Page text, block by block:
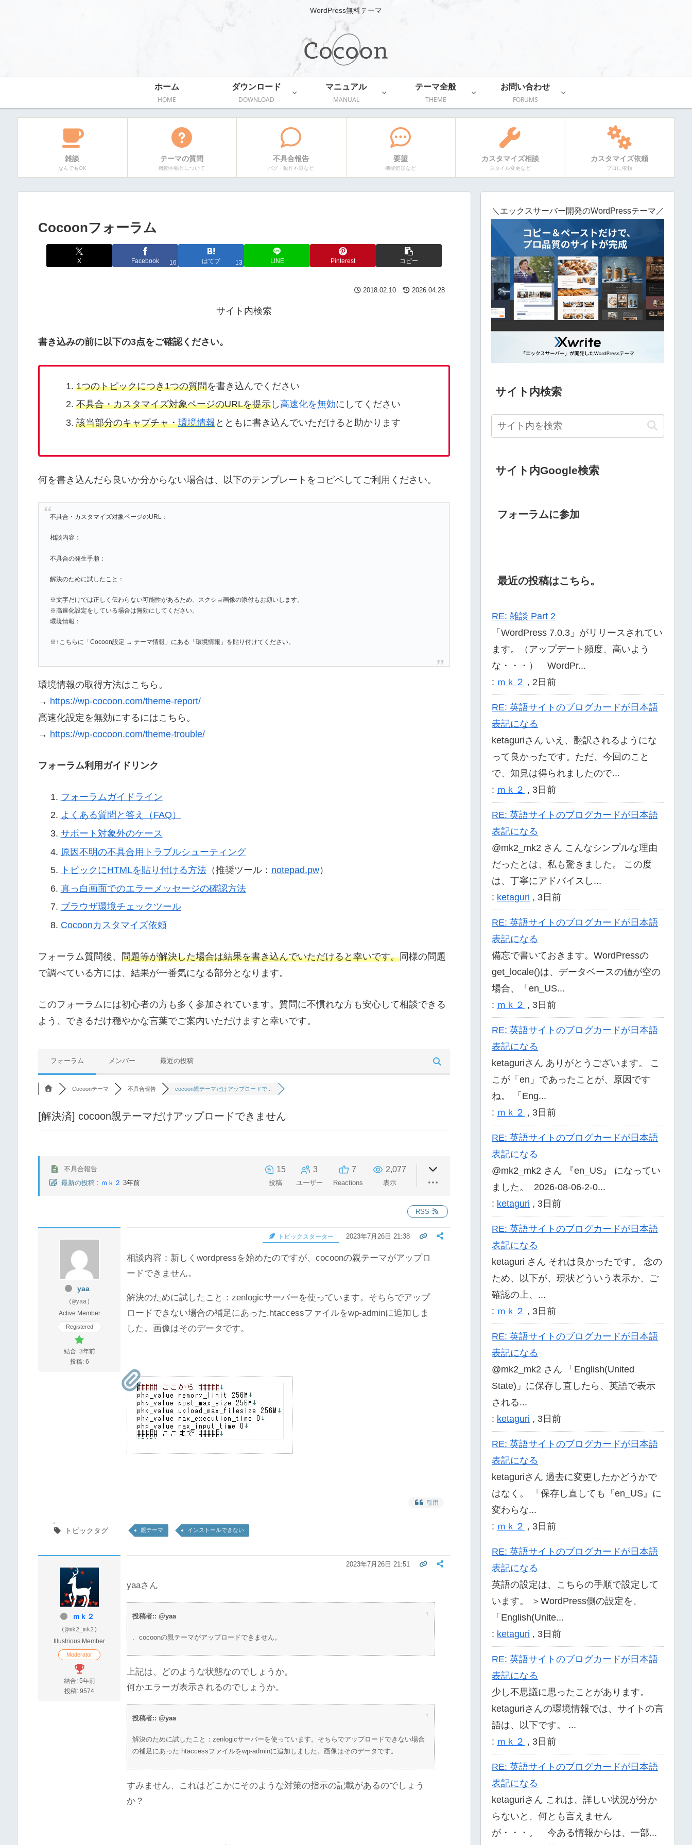
WordPress無料テーマ
ホーム
HOME
ダウンロード
DOWNLOAD
マニュアル
MANUAL
テーマ全般
THEME
お問い合わせ
FORUMS
雑談
なんでもOK
テーマの質問
機能や動作について
不具合報告
バグ・動作不良など
要望
機能追加など
カスタマイズ相談
スタイル変更など
カスタマイズ依頼
プロに依頼
Cocoonフォーラム
X Facebook 16 はてブ 13 LINE Pinterest コピー
2018.02.10 2026.04.28
サイト内検索
書き込みの前に以下の3点をご確認ください。
1つのトピックにつき1つの質問を書き込んでください
不具合・カスタマイズ対象ページのURLを提示し 高速化を無効にしてください
該当部分のキャプチャ・環境情報とともに書き込んでいただけると助かります
何を書き込んだら良いか分からない場合は、以下のテンプレートをコピペしてご利用ください。
不具合・カスタマイズ対象ページのURL：
相談内容：
不具合の発生手順：
解決のために試したこと：
※文字だけでは正しく伝わらない可能性があるため、スクショ画像の添付もお願いします。
※高速化設定をしている場合は無効にしてください。
環境情報：
※↑こちらに「Cocoon設定 → テーマ情報」にある「環境情報」を貼り付けてください。
環境情報の取得方法はこちら。
→ https://wp-cocoon.com/theme-report/
高速化設定を無効にするにはこちら。
→ https://wp-cocoon.com/theme-trouble/
フォーラム利用ガイドリンク
フォーラムガイドライン
よくある質問と答え（FAQ）
サポート対象外のケース
原因不明の不具合用トラブルシューティング
トピックにHTMLを貼り付ける方法（推奨ツール： notepad.pw）
真っ白画面でのエラーメッセージの確認方法
ブラウザ環境チェックツール
Cocoonカスタマイズ依頼
フォーラム質問後、 問題等が解決した場合は結果を書き込んでいただけると幸いです。同様の問題
で調べている方には、結果が一番気になる部分となります。
このフォーラムには初心者の方も多く参加されています。質問に不慣れな方も安心して相談できる
よう、できるだけ穏やかな言葉でご案内いただけますと幸いです。
フォーラム メンバー 最近の投稿
Cocoonテーマ 不具合報告 cocoon親テーマだけアップロードで...
[解決済] cocoon親テーマだけアップロードできません
不具合報告
最新の投稿 : ｍｋ２ 3年前
15
投稿
3
ユーザー
7
Reactions
2,077
表示
RSS
yaa
(@yaa)
Active Member
Registered
結合: 3年前
投稿: 6
トピックスターター 2023年7月26日 21:38
相談内容：新しくwordpressを始めたのですが、cocoonの親テーマがアップロ
ードできません。
解決のために試したこと：zenlogicサーバーを使っています。そちらでアップ
ロードできない場合の補足にあった.htaccessファイルをwp-adminに追加しま
した。画像はそのデータです。
引用
トピックタグ 親テーマ インストールできない
ｍｋ２
(@mk2_mk2)
Illustrious Member
Moderator
結合: 5年前
投稿: 9574
2023年7月26日 21:51
yaaさん
投稿者:: @yaa ↑
、cocoonの親テーマがアップロードできません。
上記は、どのような状態なのでしょうか。
何かエラーガ表示されるのでしょうか。
投稿者:: @yaa ↑
解決のために試したこと：zenlogicサーバーを使っています。そちらでアップロードできない場合
の補足にあった.htaccessファイルをwp-adminに追加しました。画像はそのデータです。
すみません、これはどこかにそのような対策の指示の記載があるのでしょう
か？
＼エックスサーバー開発のWordPressテーマ／
サイト内検索
サイト内Google検索
フォーラムに参加
最近の投稿はこちら。
RE: 雑談 Part 2
「WordPress 7.0.3」がリリースされてい
ます。（アップデート頻度、高いよう
な・・・） WordPr...
: ｍｋ２ , 2日前
RE: 英語サイトのブログカードが日本語
表記になる
ketaguriさん いえ、翻訳されるようにな
って良かったです。ただ、今回のこと
で、知見は得られましたので...
: ｍｋ２ , 3日前
RE: 英語サイトのブログカードが日本語
表記になる
@mk2_mk2 さん こんなシンプルな理由
だったとは、私も驚きました。 この度
は、丁寧にアドバイスし...
: ketaguri , 3日前
RE: 英語サイトのブログカードが日本語
表記になる
備忘で書いておきます。WordPressの
get_locale()は、データベースの値が空の
場合、「en_US...
: ｍｋ２ , 3日前
RE: 英語サイトのブログカードが日本語
表記になる
ketaguriさん ありがとうございます。 こ
こが「en」であったことが、原因です
ね。 「Eng...
: ｍｋ２ , 3日前
RE: 英語サイトのブログカードが日本語
表記になる
@mk2_mk2 さん 『en_US』 になってい
ました。 2026-08-06-2-0...
: ketaguri , 3日前
RE: 英語サイトのブログカードが日本語
表記になる
ketaguri さん それは良かったです。 念の
ため、以下が、現状どういう表示か、ご
確認の上、...
: ｍｋ２ , 3日前
RE: 英語サイトのブログカードが日本語
表記になる
@mk2_mk2 さん 「English(United
State)」に保存し直したら、英語で表示
される...
: ketaguri , 3日前
RE: 英語サイトのブログカードが日本語
表記になる
ketaguriさん 過去に変更したかどうかで
はなく。 「保存し直しても『en_US』に
変わらな...
: ｍｋ２ , 3日前
RE: 英語サイトのブログカードが日本語
表記になる
英語の設定は、こちらの手順で設定して
います。 ＞WordPress側の設定を、
「English(Unite...
: ketaguri , 3日前
RE: 英語サイトのブログカードが日本語
表記になる
少し不思議に思ったことがあります。
ketaguriさんの環境情報では、サイトの言
語は、以下です。 ...
: ｍｋ２ , 3日前
RE: 英語サイトのブログカードが日本語
表記になる
ketaguriさん これは、詳しい状況が分か
らないと、何とも言えません
が・・・。 今ある情報からは、一部...